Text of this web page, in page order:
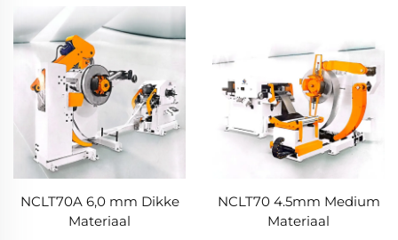
NCLT70A 6,0 mm Dikke
Materiaal
NCLT70 4.5mm Medium
Materiaal